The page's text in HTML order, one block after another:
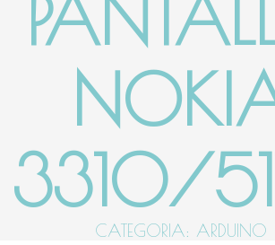
3310/
CATEGORIA: ARDUINO